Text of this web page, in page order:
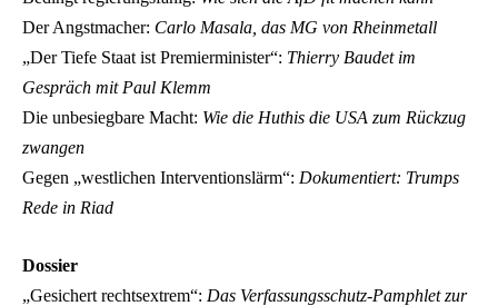
Der Angstmacher: Carlo Masala, das MG von Rheinmetall
„Der Tiefe Staat ist Premierminister“: Thierry Baudet im
Gespräch mit Paul Klemm
Die unbesiegbare Macht: Wie die Huthis die USA zum Rückzug
zwangen
Gegen „westlichen Interventionslärm“: Dokumentiert: Trumps
Rede in Riad
Dossier
„Gesichert rechtsextrem“: Das Verfassungsschutz-Pamphlet zur